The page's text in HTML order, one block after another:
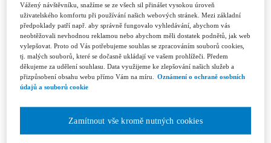
Autorské příspěvky
Poslat příspěvek
Přílohy a informace
Publikační kritéria
Rubriky
Vzory citací
Recenzní řízení
Etický kodex
Redakce
Vážený návštěvníku, snažíme se ze všech sil přinášet vysokou úroveň
uživatelského komfortu při používání našich webových stránek. Mezi základní
předpoklady patří např. aby správně fungovalo vyhledávání, abychom vás
neobtěžovali nevhodnou reklamou nebo abychom měli dostatek podnětů, jak web
vylepšovat. Proto od Vás potřebujeme souhlas se zpracováním souborů cookies,
tj. malých souborů, které se dočasně ukládají ve vašem prohlížeči. Předem
děkujeme za udělení souhlasu. Data využijeme ke zlepšování našich služeb a
přizpůsobení obsahu webu přímo Vám na míru.
Oznámení o ochraně osobních
údajů a souborů cookie
Zamítnout vše kromě nutných cookies